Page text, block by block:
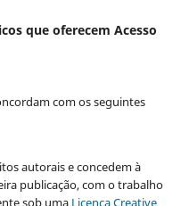
que oferecem Acesso
com os seguintes
autorais e concedem à
publicação, com o trabalho
sob uma Licença Creative